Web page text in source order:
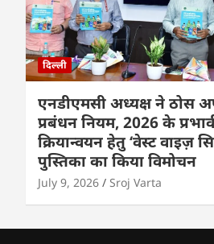
दिल्ली
एनडीएमसी अध्यक्ष ने ठोस
प्रबंधन नियम, 2026 के
क्रियान्वयन हेतु ‘वेस्ट वाइज़
पुस्तिका का किया विमोचन
July 9, 2026 Sroj Varta